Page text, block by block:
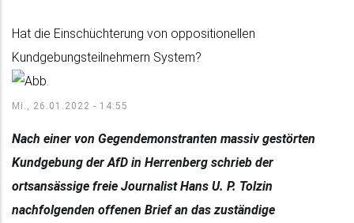
Hat die Einschüchterung von oppositionellen
Kundgebungsteilnehmern System?
Mi., 26.01.2022 - 14:55
Nach einer von Gegendemonstranten massiv gestörten
Kundgebung der AfD in Herrenberg schrieb der
ortsansässige freie Journalist Hans U. P. Tolzin
nachfolgenden offenen Brief an das zuständige